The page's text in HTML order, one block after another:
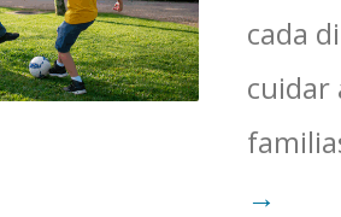
cada
cuidar
→